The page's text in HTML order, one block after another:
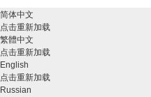
简体中文
点击重新加载
繁體中文
点击重新加载
English
点击重新加载
Russian